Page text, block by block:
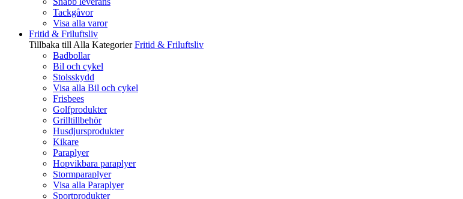
Tackgåvor
Visa alla varor
Fritid & Friluftsliv
Tillbaka till Alla Kategorier Fritid & Friluftsliv
Badbollar
Bil och cykel
Stolsskydd
Visa alla Bil och cykel
Frisbees
Golfprodukter
Grilltillbehör
Husdjursprodukter
Kikare
Paraplyer
Hopvikbara paraplyer
Stormparaplyer
Visa alla Paraplyer
Sportprodukter